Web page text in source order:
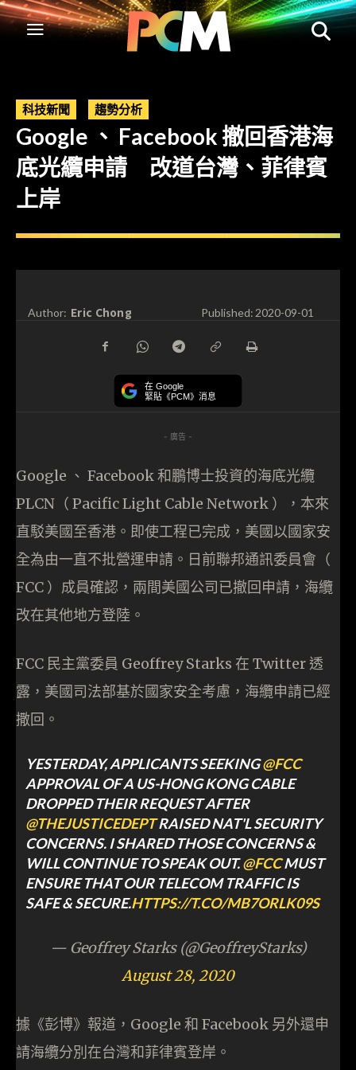
科技新聞 趨勢分析
Google 、 Facebook 撤回香港海
底光纜申請 改道台灣、菲律賓
上岸
Author: Eric Chong Published:2020-09-01
在 Google
緊貼《PCM》消息
- 廣告 -
Google 、 Facebook 和鵬博士投資的海底光纜
PLCN（ Pacific Light Cable Network ），本來
直駁美國至香港。即使工程已完成，美國以國家安
全為由一直不批營運申請。日前聯邦通訊委員會（
FCC ）成員確認，兩間美國公司已撤回申請，海纜
改在其他地方登陸。
FCC 民主黨委員 Geoffrey Starks 在 Twitter 透
露，美國司法部基於國家安全考慮，海纜申請已經
撒回。
YESTERDAY, APPLICANTS SEEKING@FCC
APPROVAL OF A US-HONG KONG CABLE
DROPPED THEIR REQUEST AFTER
@THEJUSTICEDEPTRAISED NAT'L SECURITY
CONCERNS. I SHARED THOSE CONCERNS &
WILL CONTINUE TO SPEAK OUT.@FCCMUST
ENSURE THAT OUR TELECOM TRAFFIC IS
SAFE & SECURE.HTTPS://T.CO/MB7ORLK09S
— Geoffrey Starks (@GeoffreyStarks)
August 28, 2020
據《彭博》報道，Google 和 Facebook 另外還申
請海纜分別在台灣和菲律賓登岸。